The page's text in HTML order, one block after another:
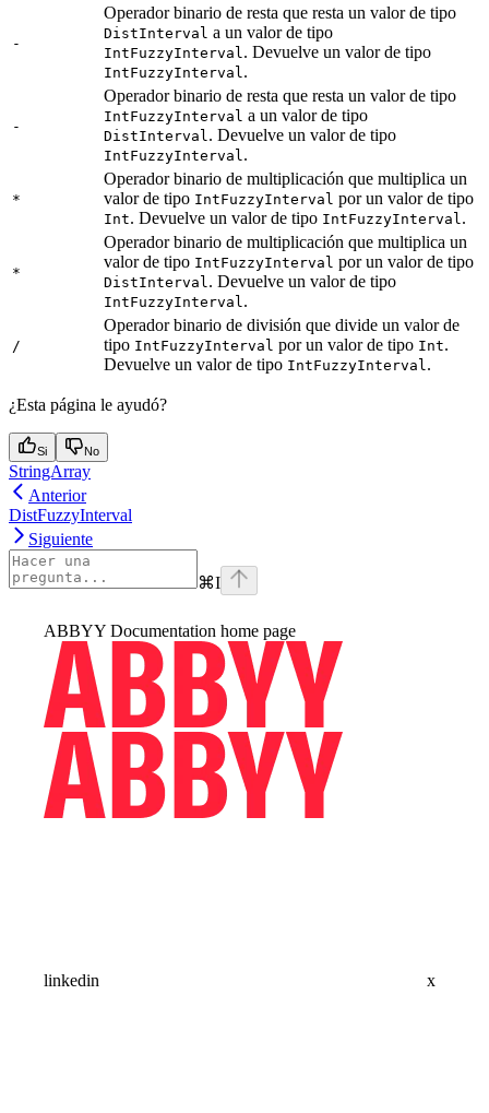
-
Operador binario de resta que resta un valor de tipo
DistInterval a un valor de tipo
IntFuzzyInterval. Devuelve un valor de tipo
IntFuzzyInterval.
-
Operador binario de resta que resta un valor de tipo
IntFuzzyInterval a un valor de tipo
DistInterval. Devuelve un valor de tipo
IntFuzzyInterval.
*
Operador binario de multiplicación que multiplica un
valor de tipo IntFuzzyInterval por un valor de tipo
Int. Devuelve un valor de tipo IntFuzzyInterval.
*
Operador binario de multiplicación que multiplica un
valor de tipo IntFuzzyInterval por un valor de tipo
DistInterval. Devuelve un valor de tipo
IntFuzzyInterval.
/
Operador binario de división que divide un valor de
tipo IntFuzzyInterval por un valor de tipo Int.
Devuelve un valor de tipo IntFuzzyInterval.
¿Esta página le ayudó?
Si No
StringArray
Anterior
DistFuzzyInterval
Siguiente
⌘I
ABBYY Documentation home page
linkedin x